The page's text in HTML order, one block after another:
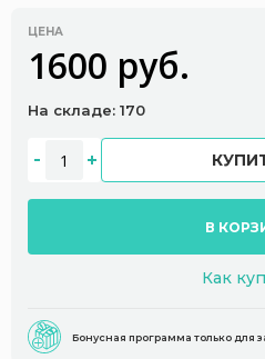
ЦЕНА
1600 руб.
На складе: 170
В
Как
Бонусная программа только для